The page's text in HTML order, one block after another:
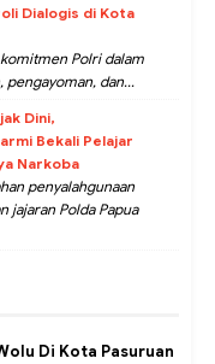
Dialogis di Kota
Polri dalam
dan...
Dini,
Bekali Pelajar
Narkoba
penyalahgunaan
jajaran Polda Papua
Di Kota Pasuruan